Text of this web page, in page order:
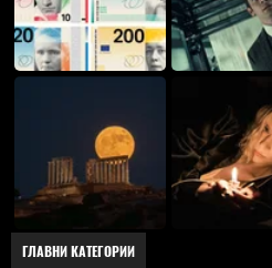
ГЛАВНИ КАТЕГОРИИ